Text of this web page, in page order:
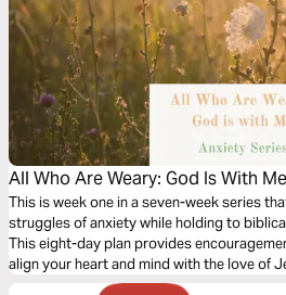
All Who Are Weary: God Is With Me
This is week one in a seven-week series
struggles of anxiety while holding to
This eight-day plan provides
align your heart and mind with the love of
This week’s promise: God is with me.